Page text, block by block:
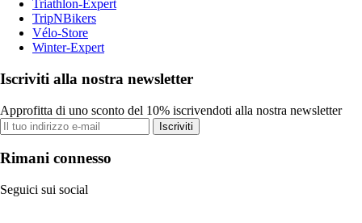
Triathlon-Expert
TripNBikers
Vélo-Store
Winter-Expert
Iscriviti alla nostra newsletter
Approfitta di uno sconto del 10% iscrivendoti alla nostra newsletter
Iscriviti
Rimani connesso
Seguici sui social